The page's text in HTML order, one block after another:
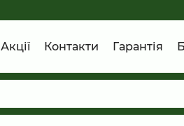
Акції Контакти Гарантія